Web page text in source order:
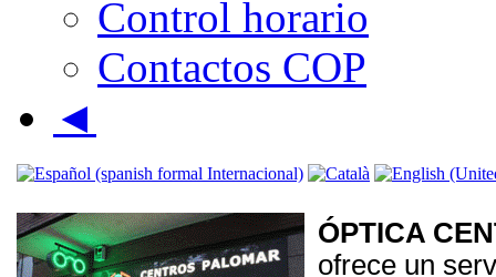
Control horario
Contactos COP
◄
ÓPTICA
ofrece un